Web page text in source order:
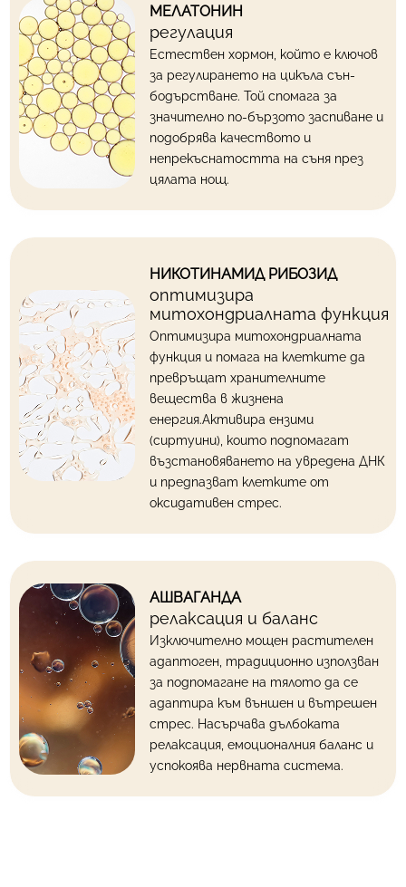
МЕЛАТОНИН
регулация
Естествен хормон, който е ключов
за регулирането на цикъла сън-
бодърстване. Той спомага за
значително по-бързото заспиване и
подобрява качеството и
непрекъснатостта на съня през
цялата нощ.
НИКОТИНАМИД РИБОЗИД
оптимизира
митохондриалната функция
Оптимизира митохондриалната
функция и помага на клетките да
превръщат хранителните
вещества в жизнена
енергия.Активира ензими
(сиртуини), които подпомагат
възстановяването на увредена ДНК
и предпазват клетките от
оксидативен стрес.
АШВАГАНДА
релаксация и баланс
Изключително мощен растителен
адаптоген, традиционно използван
за подпомагане на тялото да се
адаптира към външен и вътрешен
стрес. Насърчава дълбоката
релаксация, емоционалния баланс и
успокоява нервната система.